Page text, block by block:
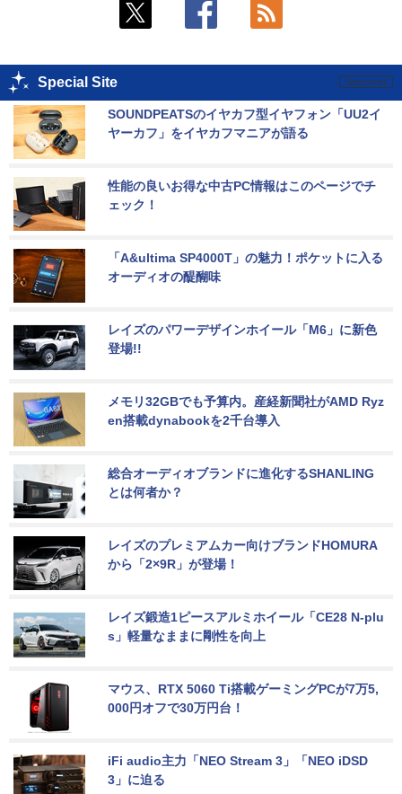
Special Site
SOUNDPEATSのイヤカフ型イヤフォン「UU2イ
ヤーカフ」をイヤカフマニアが語る
性能の良いお得な中古PC情報はこのページでチ
ェック！
「A&ultima SP4000T」の魅力！ポケットに入る
オーディオの醍醐味
レイズのパワーデザインホイール「M6」に新色
登場!!
メモリ32GBでも予算内。産経新聞社がAMD Ryz
en搭載dynabookを2千台導入
総合オーディオブランドに進化するSHANLING
とは何者か？
レイズのプレミアムカー向けブランドHOMURA
から「2×9R」が登場！
レイズ鍛造1ピースアルミホイール「CE28 N-plu
s」軽量なままに剛性を向上
マウス、RTX 5060 Ti搭載ゲーミングPCが7万5,
000円オフで30万円台！
iFi audio主力「NEO Stream 3」「NEO iDSD
3」に迫る